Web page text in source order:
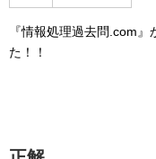
『情報処理過去問.com
た！！